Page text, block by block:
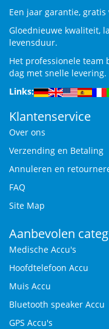
Een jaar garantie,
Gloednieuwe kwaliteit,
levensduur.
Het professionele
dag met snelle levering.
Links:
Klantenservice
Over ons
Verzending en Betaling
Annuleren en
FAQ
Site Map
Aanbevolen
Medische Accu's
Hoofdtelefoon Accu
Muis Accu
Bluetooth speaker Accu
GPS Accu's